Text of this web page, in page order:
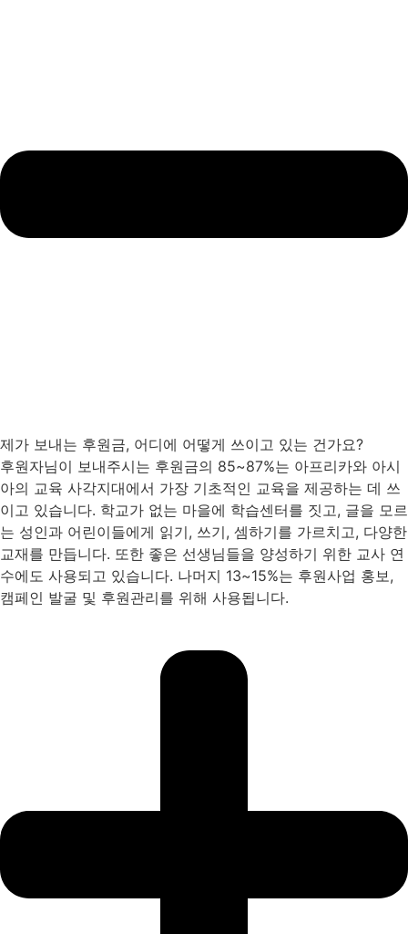
제가 보내는 후원금, 어디에 어떻게 쓰이고 있는 건가요?
후원자님이 보내주시는 후원금의 85~87%는 아프리카와 아시
아의 교육 사각지대에서 가장 기초적인 교육을 제공하는 데 쓰
이고 있습니다. 학교가 없는 마을에 학습센터를 짓고, 글을 모르
는 성인과 어린이들에게 읽기, 쓰기, 셈하기를 가르치고, 다양한
교재를 만듭니다. 또한 좋은 선생님들을 양성하기 위한 교사 연
수에도 사용되고 있습니다. 나머지 13~15%는 후원사업 홍보,
캠페인 발굴 및 후원관리를 위해 사용됩니다.